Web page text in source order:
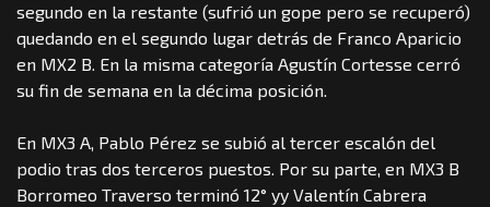
segundo en la restante (sufrió un gope pero se recuperó)
quedando en el segundo lugar detrás de Franco Aparicio
en MX2 B. En la misma categoría Agustín Cortesse cerró
su fin de semana en la décima posición.
En MX3 A, Pablo Pérez se subió al tercer escalón del
podio tras dos terceros puestos. Por su parte, en MX3 B
Borromeo Traverso terminó 12° yy Valentín Cabrera